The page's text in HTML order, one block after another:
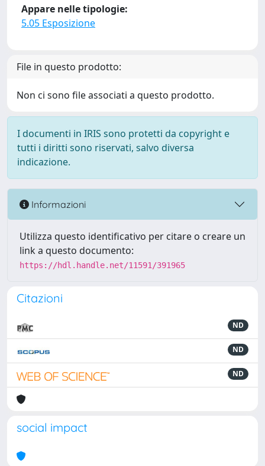
Appare nelle tipologie:
5.05 Esposizione
File in questo prodotto:
Non ci sono file associati a questo prodotto.
I documenti in IRIS sono protetti da copyright e
tutti i diritti sono riservati, salvo diversa
indicazione.
Informazioni
Utilizza questo identificativo per citare o creare un
link a questo documento:
https://hdl.handle.net/11591/391965
Citazioni
ND
ND
ND
social impact